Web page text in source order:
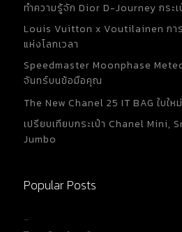
ทำความรู้จัก Dior D-Journey กระเ
Louis Vuitton x Voutilainen กา
แห่งโลกเวลา
Speedmaster Moonphase
จันทร์บนข้อมือคุณ
The New Chanel 25 IT BAG ใบใ
เปรียบเทียบกระเป๋า Chanel Mini,
Jumbo
Popular Posts
…